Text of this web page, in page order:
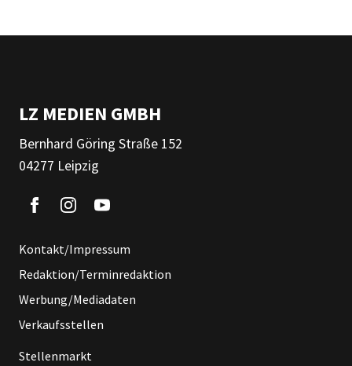
LZ MEDIEN GMBH
Bernhard Göring Straße 152
04277 Leipzig
Kontakt/Impressum
Redaktion/Terminredaktion
Werbung/Mediadaten
Verkaufsstellen
Stellenmarkt